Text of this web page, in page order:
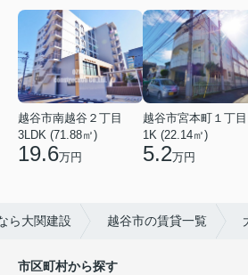
越谷市南越谷２丁目
3LDK (71.88㎡)
19.6万円
越谷市宮本町１丁目
1K (22.14㎡)
5.2万円
ら大関建設 越谷市の賃貸一覧
市区町村から探す